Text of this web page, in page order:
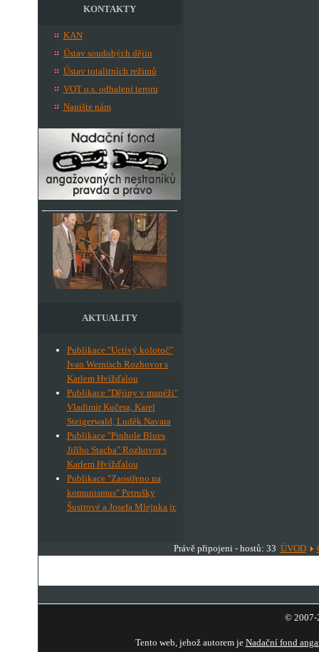
KONTAKTY
KAN
Ústav soudobých dějin
Ústav totalitních režimů
VOT o.s. odhalení teroru
Napište nám
AKTUALITY
Publikace "Uctivý kolotoč"
Ivan Wernisch Rozhovor s
Karlem Hvížďalou
Publikace "Dějiny v manéži"
Vladimír Kučera, Karel
Steigerwald, Luděk Navara
Publikace "Pinhole Blues
Jiřího Stacha" Rozhovor s
Karlem Hvížďalou
Publikace "Zaostřeno na
komunismus" Petrušky
Šustrové a Josefa Mlejnka jr.
Právě připojeni - hostů: 33 ÚVOD
© 2007-
Tento web, jehož autorem je Nadační fond